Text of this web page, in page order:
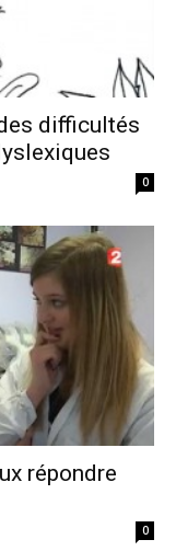
difficultés
0
répondre
0